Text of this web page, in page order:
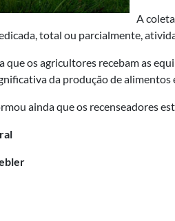
A
total ou parcialmente,
que os agricultores recebam as
da produção de alimentos
ainda que os recenseadores